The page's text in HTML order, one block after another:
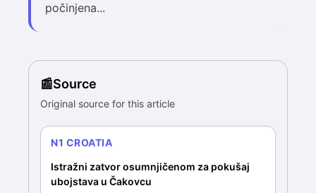
počinjena...
Source
Original source for this article
N1 CROATIA
Istražni zatvor osumnjičenom za pokušaj
ubojstava u Čakovcu